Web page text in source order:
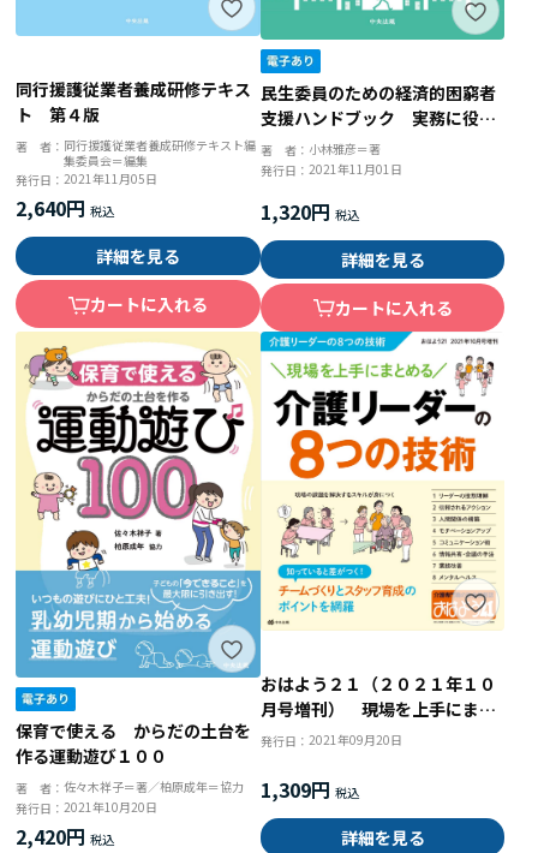
同行援護従業者養成研修テキス
ト 第４版
著 者： 同行援護従業者養成研修テキスト編
集委員会＝編集
発行日：2021年11月05日
2,640円
詳細を見る
カートに入れる
民生委員のための経済的困窮者
支援ハンドブック 実務に役立
つ３５のＱ＆Ａ
著 者： 小林雅彦＝著
発行日： 2021年11月01日
1,320円
詳細を見る
カートに入れる
保育で使える からだの土台を
作る運動遊び１００
著 者：佐々木祥子＝著／柏原成年＝協力
発行日：2021年10月20日
2,420円
おはよう２１（２０２１年１０
月号増刊） 現場を上手にまと
める 介護リーダーの８つの技
発行日： 2021年09月20日
1,309円
詳細を見る